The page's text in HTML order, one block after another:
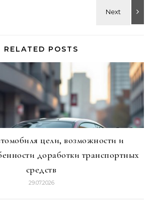
RELATED POSTS
цели, возможности и
доработки транспортных
средств
29.07.2026